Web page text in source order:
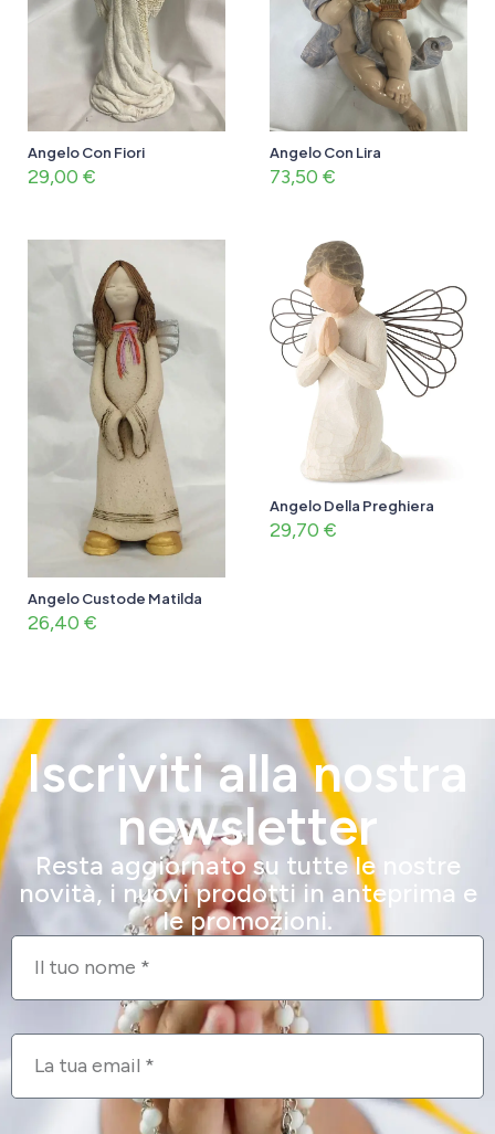
Angelo Con Fiori
29,00 €
Angelo Con Lira
73,50 €
Angelo Custode Matilda
26,40 €
Angelo Della Preghiera
29,70 €
Iscriviti alla nostra
newsletter
Resta aggiornato su tutte le nostre
novità, i nuovi prodotti in anteprima e
le promozioni.